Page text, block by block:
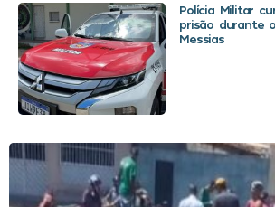
Polícia Militar
prisão durante
Messias